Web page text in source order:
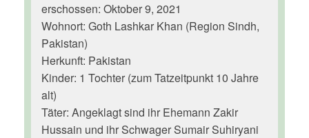
erschossen: Oktober 9, 2021
Wohnort: Goth Lashkar Khan (Region Sindh,
Pakistan)
Herkunft: Pakistan
Kinder: 1 Tochter (zum Tatzeitpunkt 10 Jahre
alt)
Täter: Angeklagt sind ihr Ehemann Zakir
Hussain und ihr Schwager Sumair Suhiryani